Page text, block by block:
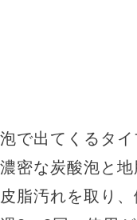
泡で出てくるタイ
濃密な炭酸泡と地
皮脂汚れを取り